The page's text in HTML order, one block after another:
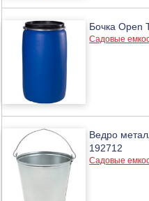
Бочка Open
Садовые
Ведро
192712
Садовые